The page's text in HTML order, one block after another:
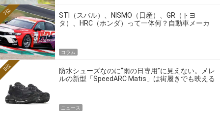
STI（スバル）、NISMO（日産）、GR（トヨ
タ）、HRC（ホンダ）って一体何？自動車メーカ
7位
コラム
防水シューズなのに“雨の日専用”に見えない。メレ
ルの新型「SpeedARC Matis」は街履きでも映える
8位
ニュース